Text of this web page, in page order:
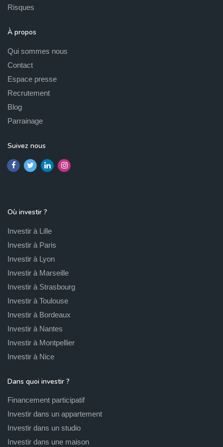
Risques
À propos
Qui sommes nous
Contact
Espace presse
Recrutement
Blog
Parrainage
Suivez nous
Où investir ?
Investir à Lille
Investir à Paris
Investir à Lyon
Investir à Marseille
Investir à Strasbourg
Investir à Toulouse
Investir à Bordeaux
Investir à Nantes
Investir à Montpellier
Investir à Nice
Dans quoi investir ?
Financement participatif
Investir dans un appartement
Investir dans un studio
Investir dans une maison